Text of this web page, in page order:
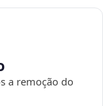
a remoção do